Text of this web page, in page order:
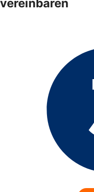
vereinbaren